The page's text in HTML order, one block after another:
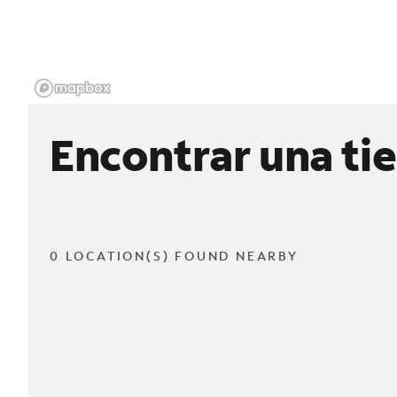
Encontrar una
0 LOCATION(S) FOUND NEARBY